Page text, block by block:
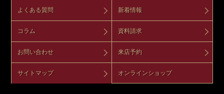
よくある質問 新着情報
コラム 資料請求
お問い合わせ 来店予約
サイトマップ オンラインショップ